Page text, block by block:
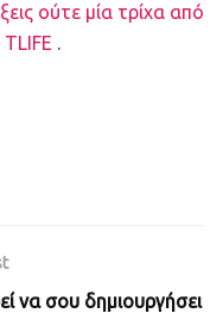
ούτε μία τρίχα από
TLIFE .
να σου δημιουργήσει